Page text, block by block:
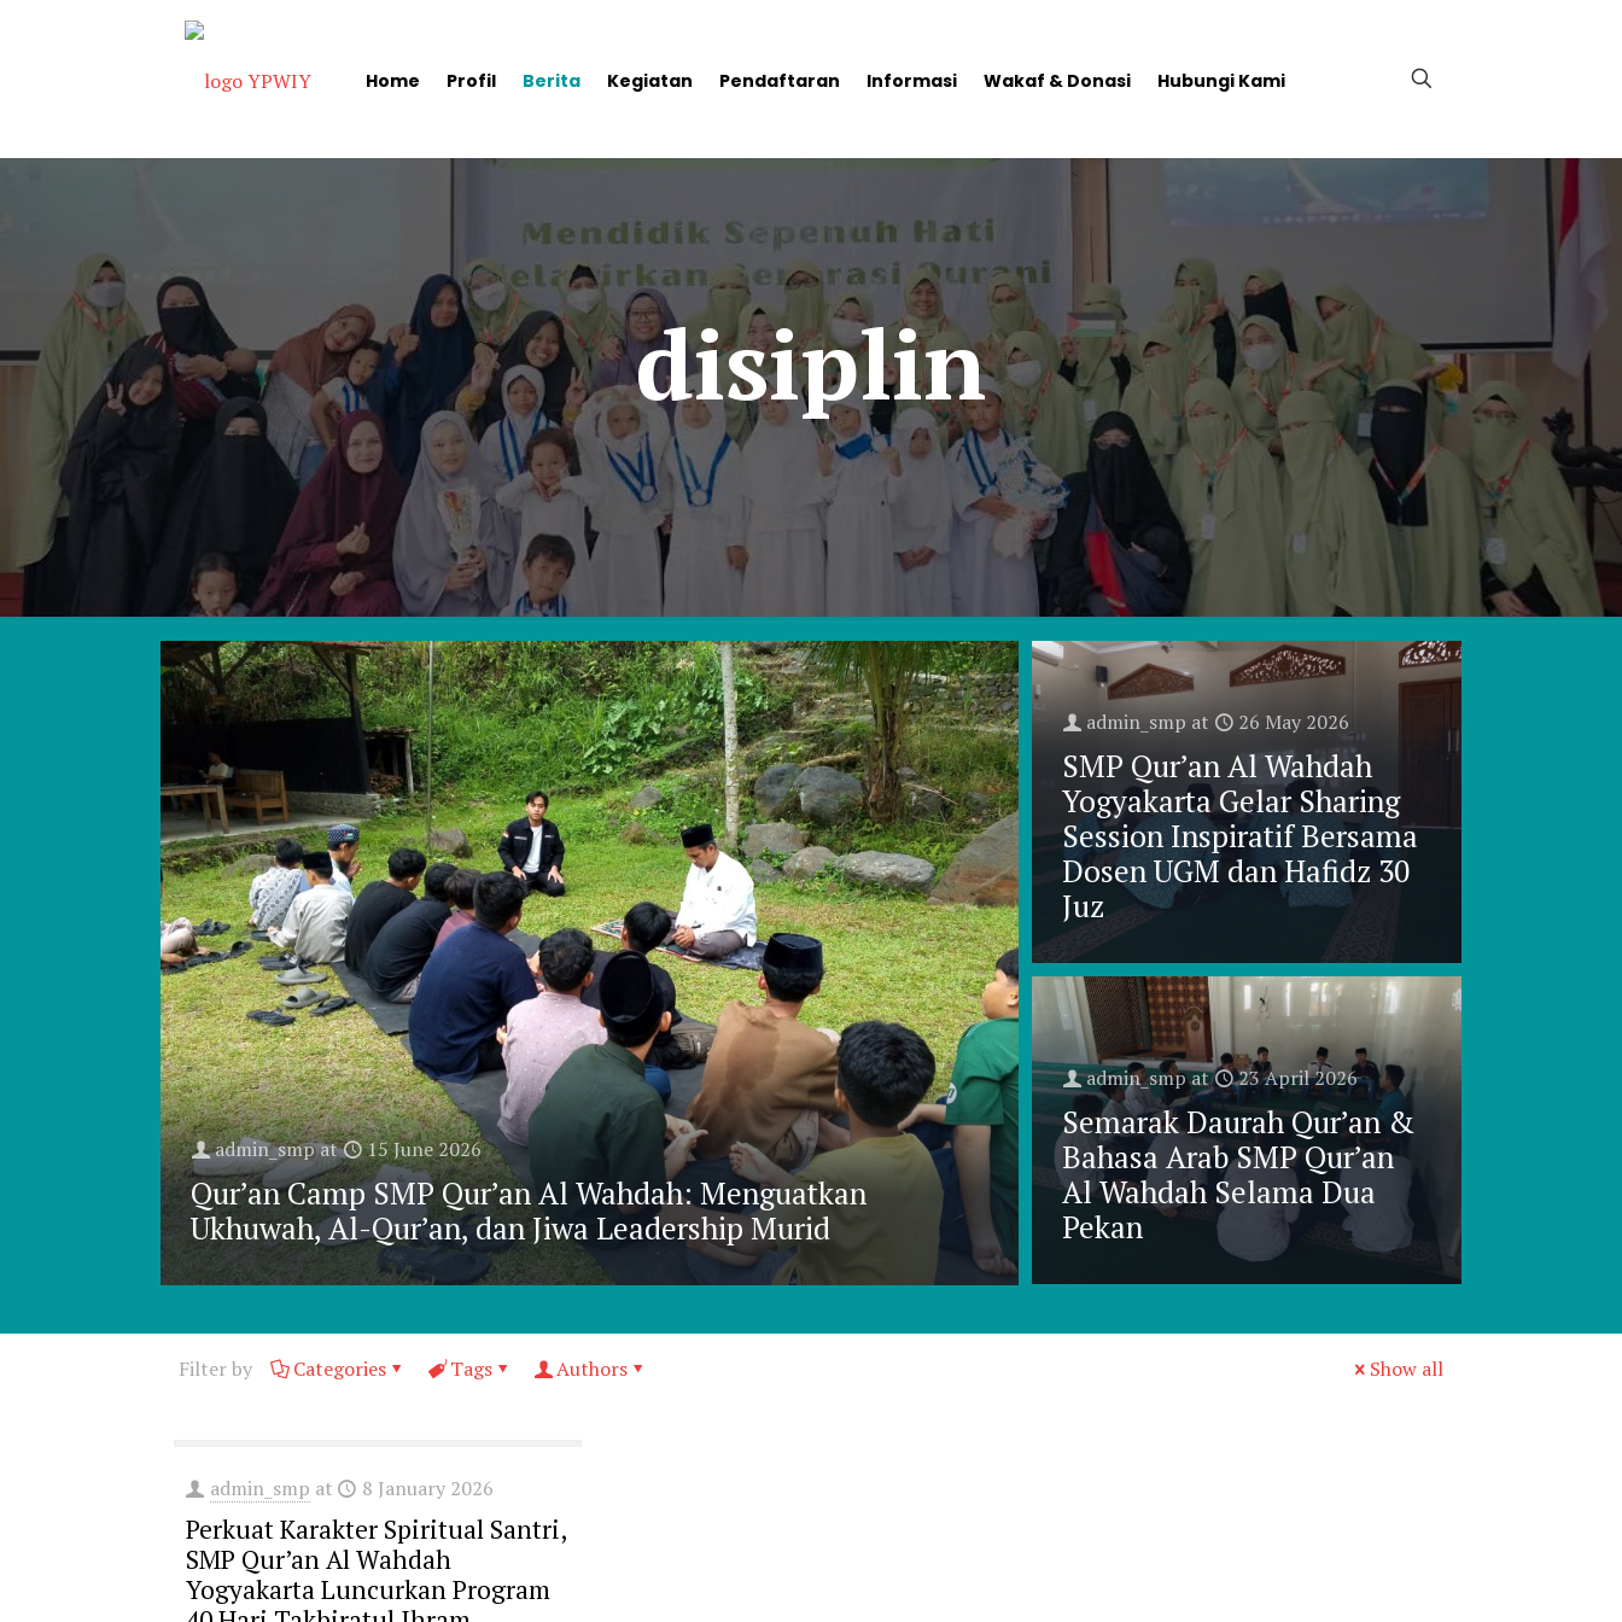
Home Profil Berita Kegiatan Pendaftaran Informasi Wakaf & Donasi Hubungi Kami
disiplin
admin_smpat 15 June 2026
Qur’an Camp SMP Qur’an Al Wahdah: Menguatkan
Ukhuwah, Al-Qur’an, dan Jiwa Leadership Murid
admin_smp at 26 May 2026
SMP Qur’an Al Wahdah
Yogyakarta Gelar Sharing
Session Inspiratif Bersama
Dosen UGM dan Hafidz 30
Juz
admin_smpat 23 April 2026
Semarak Daurah Qur’an &
Bahasa Arab SMP Qur’an
Al Wahdah Selama Dua
Pekan
Filter by Categories Tags Authors Show all
admin_smp at 8 January 2026
Perkuat Karakter Spiritual Santri,
SMP Qur’an Al Wahdah
Yogyakarta Luncurkan Program